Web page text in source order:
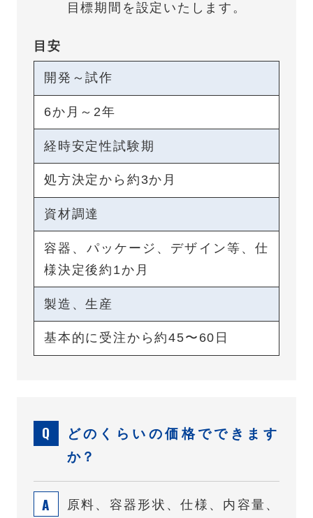
目標期間を設定いたします。
目安
開発～試作
6か月～2年
経時安定性試験期
処方決定から約3か月
資材調達
容器、パッケージ、デザイン等、仕
様決定後約1か月
製造、生産
基本的に受注から約45〜60日
どのくらいの価格でできます
か？
原料、容器形状、仕様、内容量、